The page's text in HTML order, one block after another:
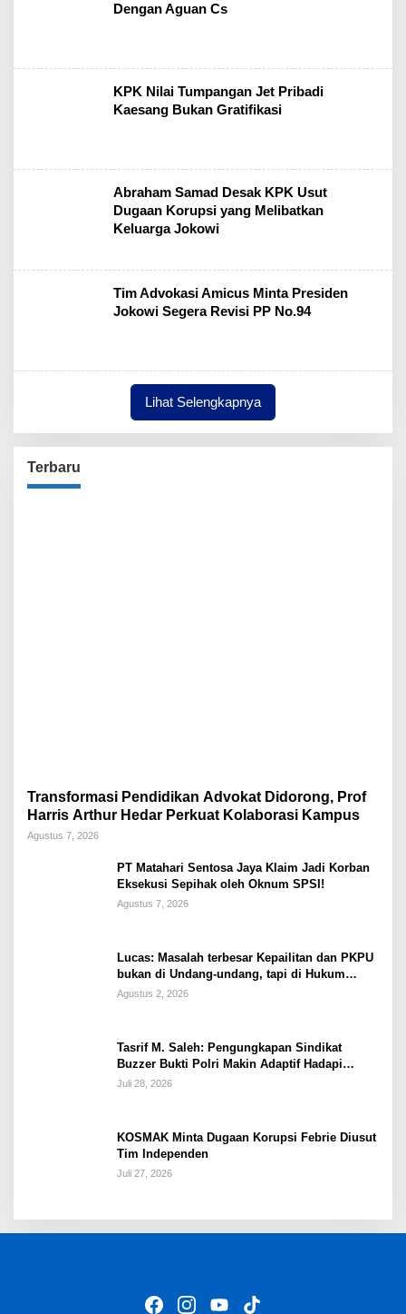
Dengan Aguan Cs
KPK Nilai Tumpangan Jet Pribadi
Kaesang Bukan Gratifikasi
Abraham Samad Desak KPK Usut
Dugaan Korupsi yang Melibatkan
Keluarga Jokowi
Tim Advokasi Amicus Minta Presiden
Jokowi Segera Revisi PP No.94
Lihat Selengkapnya
Terbaru
Transformasi Pendidikan Advokat Didorong, Prof
Harris Arthur Hedar Perkuat Kolaborasi Kampus
Agustus 7, 2026
PT Matahari Sentosa Jaya Klaim Jadi Korban
Eksekusi Sepihak oleh Oknum SPSI!
Agustus 7, 2026
Lucas: Masalah terbesar Kepailitan dan PKPU
bukan di Undang-undang, tapi di Hukum
Acara!!!
Agustus 2, 2026
Tasrif M. Saleh: Pengungkapan Sindikat
Buzzer Bukti Polri Makin Adaptif Hadapi
Kejahatan Digital
Juli 28, 2026
KOSMAK Minta Dugaan Korupsi Febrie Diusut
Tim Independen
Juli 27, 2026